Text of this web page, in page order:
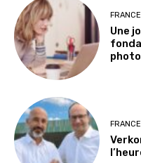
FRANCE
Une
FRANCE